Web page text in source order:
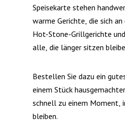
Speisekarte stehen
warme Gerichte, die sich an
Hot-Stone-Grillgerichte
alle, die länger sitzen
Bestellen Sie dazu ein
einem Stück
schnell zu einem Moment,
bleiben.